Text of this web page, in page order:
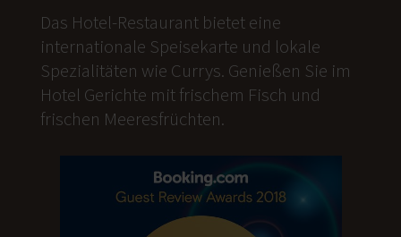
Das Hotel-Restaurant bietet eine
internationale Speisekarte und lokale
Spezialitäten wie Currys. Genießen Sie im
Hotel Gerichte mit frischem Fisch und
frischen Meeresfrüchten.